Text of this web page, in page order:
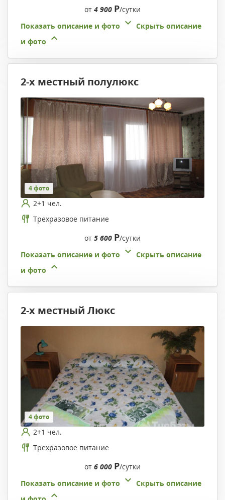
от 4 900 Р/сутки
Показать описание и фото
Скрыть описание
и фото
2-х местный полулюкс
4 фото
2+1 чел.
Трехразовое питание
от 5 600 Р/сутки
Показать описание и фото
Скрыть описание
и фото
2-х местный Люкс
4 фото
2+1 чел.
Трехразовое питание
от 6 000 Р/сутки
Показать описание и фото
Скрыть описание